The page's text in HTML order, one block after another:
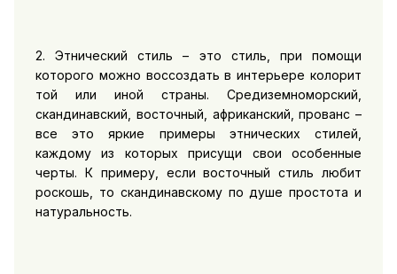
2. Этнический стиль – это стиль, при помощи
которого можно воссоздать в интерьере колорит
той или иной страны. Средиземноморский,
скандинавский, восточный, африканский, прованс –
все это яркие примеры этнических стилей,
каждому из которых присущи свои особенные
черты. К примеру, если восточный стиль любит
роскошь, то скандинавскому по душе простота и
натуральность.